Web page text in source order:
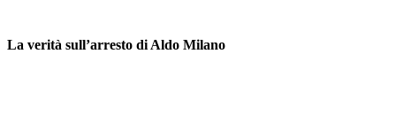
La verità sull’arresto di Aldo Milano